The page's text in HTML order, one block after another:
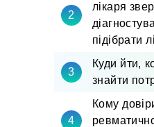
лікаря
підібрати
Куди йти,
знайти
Кому